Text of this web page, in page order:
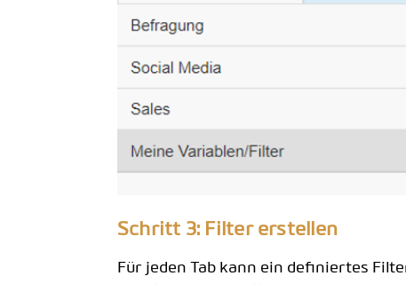
Schritt 3: Filter erstellen
Für jeden Tab kann ein definiertes